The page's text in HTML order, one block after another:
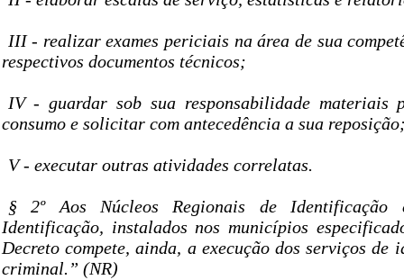
III - realizar exames periciais na área de sua
respectivos documentos técnicos;
IV - guardar sob sua responsabilidade materiais
consumo e solicitar com antecedência a sua
V - executar outras atividades correlatas.
§ 2º Aos Núcleos Regionais de Identificação
Identificação, instalados nos municípios
Decreto compete, ainda, a execução dos serviços
criminal.” (NR)